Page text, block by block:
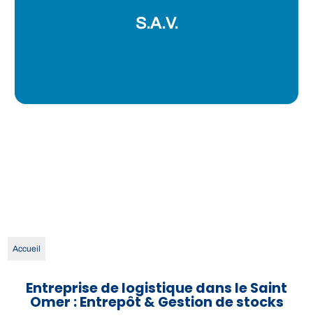
S.A.V.
Accueil
Entreprise de logistique dans le Saint
Omer : Entrepôt & Gestion de stocks